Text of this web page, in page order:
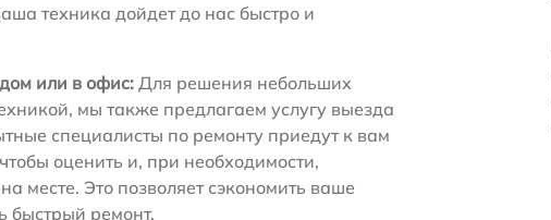
техника дойдет до нас быстро и
или в офис:Для решения небольших
мы также предлагаем услугу выезда
специалисты по ремонту приедут к вам
оценить и, при необходимости,
месте. Это позволяет сэкономить ваше
быстрый ремонт.